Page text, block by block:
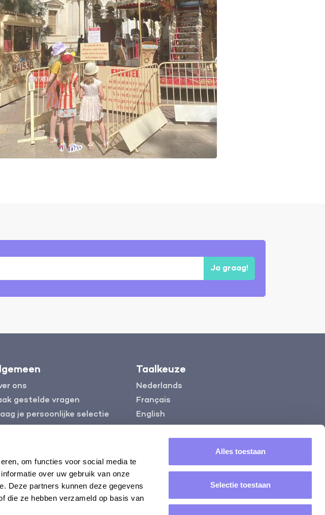
om functies voor social media te
over uw gebruik van onze
Deze partners kunnen deze gegevens
die ze hebben verzameld op basis van
Alles toestaan
Selectie toestaan
Ja graag!
ons
gestelde vragen
je persoonlijke selectie
verhuren?
Taalkeuze
Nederlands
Français
English
Contacteer ons
Maandag tot vrijdag 09 tot 17u
Zaterdag: 09 tot 13u